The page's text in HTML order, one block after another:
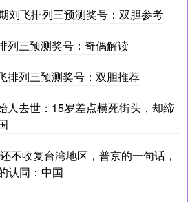
刘飞排列三预测奖号：双胆参考
列三预测奖号：奇偶解读
排列三预测奖号：双胆推荐
人去世：15岁差点横死街头，却缔
不收复台湾地区，普京的一句话，
认同：中国